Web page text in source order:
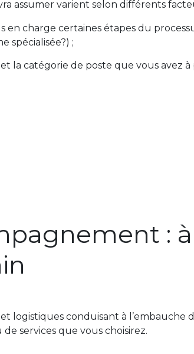
assumer varient selon différents
en charge certaines étapes du
spécialisée?) ;
la catégorie de poste que vous avez
:
logistiques conduisant à l’embauche
services que vous choisirez.